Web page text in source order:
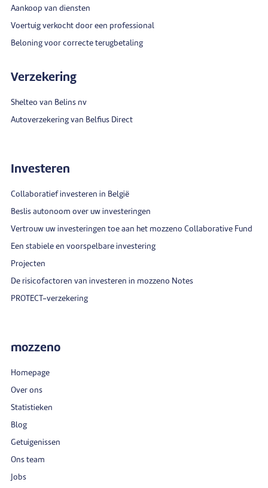
Aankoop van diensten
Voertuig verkocht door een professional
Beloning voor correcte terugbetaling
Verzekering
Shelteo van Belins nv
Autoverzekering van Belfius Direct
Investeren
Collaboratief investeren in België
Beslis autonoom over uw investeringen
Vertrouw uw investeringen toe aan het mozzeno Collaborative Fund
Een stabiele en voorspelbare investering
Projecten
De risicofactoren van investeren in mozzeno Notes
PROTECT-verzekering
mozzeno
Homepage
Over ons
Statistieken
Blog
Getuigenissen
Ons team
Jobs